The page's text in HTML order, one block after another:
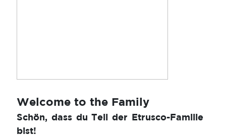
Welcome to the Family
Schön, dass du Teil der Etrusco-Familie
bist!